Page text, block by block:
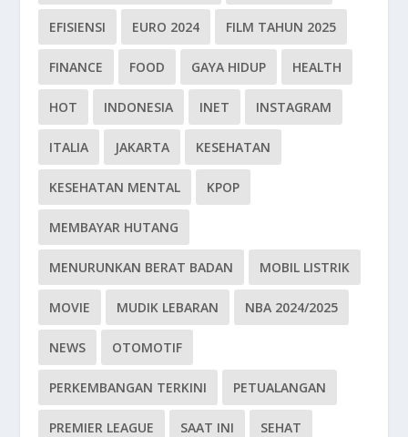
EFISIENSI EURO 2024 FILM TAHUN 2025
FINANCE FOOD GAYA HIDUP HEALTH
HOT INDONESIA INET INSTAGRAM
ITALIA JAKARTA KESEHATAN
KESEHATAN MENTAL KPOP
MEMBAYAR HUTANG
MENURUNKAN BERAT BADAN MOBIL LISTRIK
MOVIE MUDIK LEBARAN NBA 2024/2025
NEWS OTOMOTIF
PERKEMBANGAN TERKINI PETUALANGAN
PREMIER LEAGUE SAAT INI SEHAT